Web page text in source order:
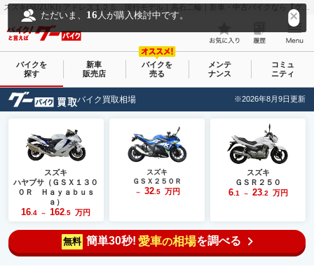
スズキ(SUZUKI) アドレス１２５ 現行モデル｜高石二輪｜新車・中古バイクなら【グーバイク(GooBike)】
ただいま、 16 人が購入検討中です。
バイクを
探す
新車
販売店
バイクを
売る
メンテ
ナンス
コミュ
ニティ
バイク買取相場 ※2026年8月9日更新
スズキ
ハヤブサ（ＧＳＸ１３０
０Ｒ Ｈａｙａｂｕｓ
ａ）
16 .4 ～ 162 .5 万円
スズキ
ＧＳＸ２５０Ｒ
～ 32.5 万円
スズキ
ＧＳＲ２５０
6.1 ～ 23.2 万円
無料 簡単30秒! 愛車の相場を調べる